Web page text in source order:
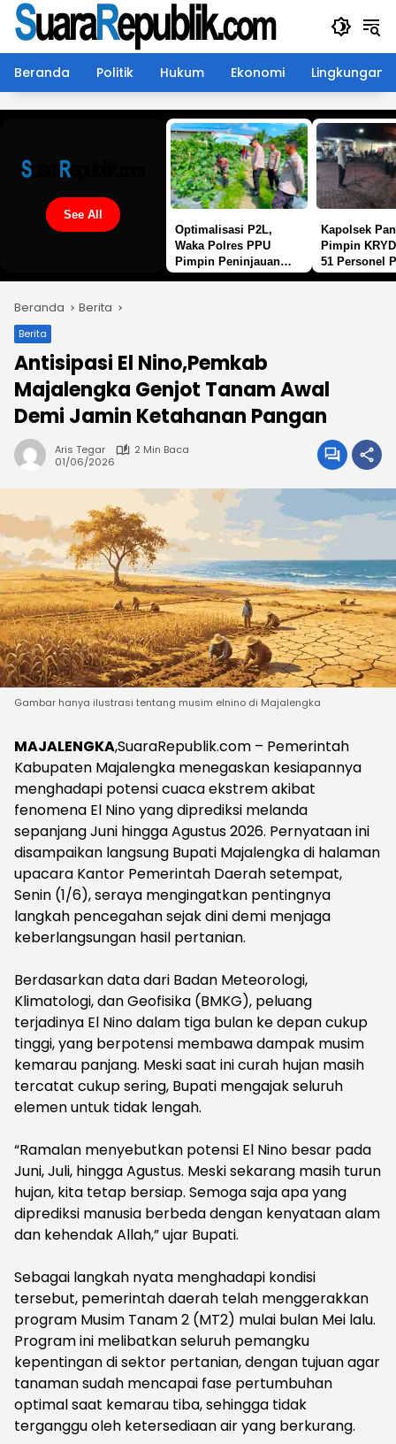
Langsung
konten
Beranda
Politik Hukum Ekonomi Lingkungan
See All
Optimalisasi P2L,
Waka Polres PPU
Pimpin Peninjauan
Kapolsek
Pimpin
51 Personel
Beranda Berita
Berita
Antisipasi El Nino,Pemkab
Majalengka Genjot Tanam Awal
Demi Jamin Ketahanan Pangan ‎
Aris Tegar
2 Min Baca
01/06/2026
Gambar hanya ilustrasi tentang musim elnino di Majalengka
MAJALENGKA,SuaraRepublik.com – Pemerintah
Kabupaten Majalengka menegaskan kesiapannya
menghadapi potensi cuaca ekstrem akibat
fenomena El Nino yang diprediksi melanda
sepanjang Juni hingga Agustus 2026. Pernyataan ini
disampaikan langsung Bupati Majalengka di halaman
upacara Kantor Pemerintah Daerah setempat,
Senin (1/6), seraya mengingatkan pentingnya
langkah pencegahan sejak dini demi menjaga
keberlangsungan hasil pertanian.
‎Berdasarkan data dari Badan Meteorologi,
Klimatologi, dan Geofisika (BMKG), peluang
terjadinya El Nino dalam tiga bulan ke depan cukup
tinggi, yang berpotensi membawa dampak musim
kemarau panjang. Meski saat ini curah hujan masih
tercatat cukup sering, Bupati mengajak seluruh
elemen untuk tidak lengah.
‎“Ramalan menyebutkan potensi El Nino besar pada
Juni, Juli, hingga Agustus. Meski sekarang masih turun
hujan, kita tetap bersiap. Semoga saja apa yang
diprediksi manusia berbeda dengan kenyataan alam
dan kehendak Allah,” ujar Bupati.
‎Sebagai langkah nyata menghadapi kondisi
tersebut, pemerintah daerah telah menggerakkan
program Musim Tanam 2 (MT2) mulai bulan Mei lalu.
Program ini melibatkan seluruh pemangku
kepentingan di sektor pertanian, dengan tujuan agar
tanaman sudah mencapai fase pertumbuhan
optimal saat kemarau tiba, sehingga tidak
terganggu oleh ketersediaan air yang berkurang.